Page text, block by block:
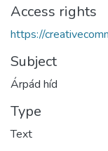
Access rights
https://
Subject
Árpád híd
Type
Text